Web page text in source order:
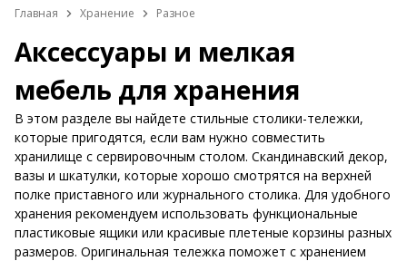
Главная Хранение Разное
Аксессуары и мелкая
мебель для хранения
В этом разделе вы найдете стильные столики-тележки,
которые пригодятся, если вам нужно совместить
хранилище с сервировочным столом. Скандинавский декор,
вазы и шкатулки, которые хорошо смотрятся на верхней
полке приставного или журнального столика. Для удобного
хранения рекомендуем использовать функциональные
пластиковые ящики или красивые плетеные корзины разных
размеров. Оригинальная тележка поможет с хранением